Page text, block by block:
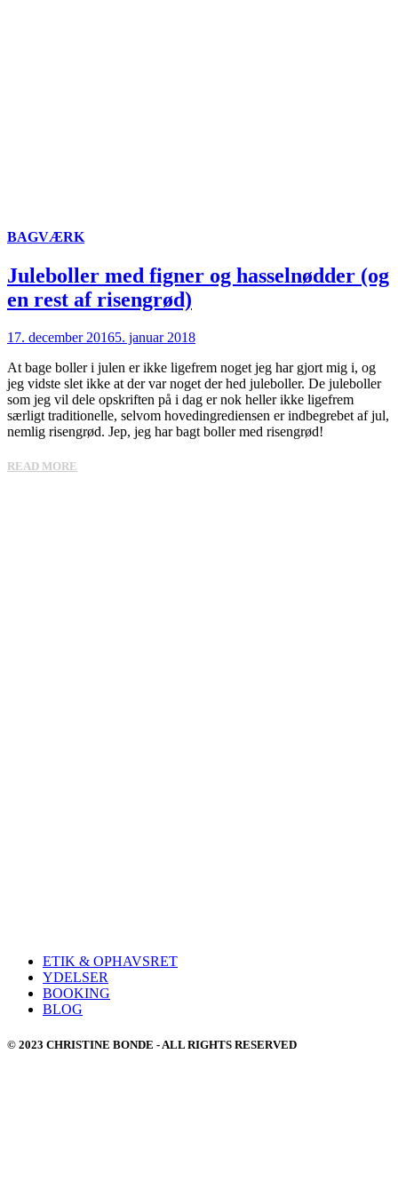
BAGVÆRK
Juleboller med figner og hasselnødder (og
en rest af risengrød)
17. december 20165. januar 2018
At bage boller i julen er ikke ligefrem noget jeg har gjort mig i, og
jeg vidste slet ikke at der var noget der hed juleboller. De juleboller
som jeg vil dele opskriften på i dag er nok heller ikke ligefrem
særligt traditionelle, selvom hovedingrediensen er indbegrebet af jul,
nemlig risengrød. Jep, jeg har bagt boller med risengrød!
READ MORE
ETIK & OPHAVSRET
YDELSER
BOOKING
BLOG
© 2023 CHRISTINE BONDE - ALL RIGHTS RESERVED